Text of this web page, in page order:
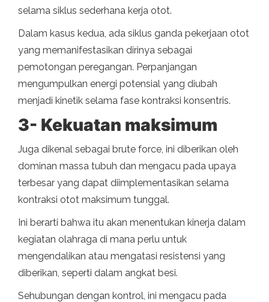
selama siklus sederhana kerja otot.
Dalam kasus kedua, ada siklus ganda pekerjaan otot
yang memanifestasikan dirinya sebagai
pemotongan peregangan. Perpanjangan
mengumpulkan energi potensial yang diubah
menjadi kinetik selama fase kontraksi konsentris.
3- Kekuatan maksimum
Juga dikenal sebagai brute force, ini diberikan oleh
dominan massa tubuh dan mengacu pada upaya
terbesar yang dapat diimplementasikan selama
kontraksi otot maksimum tunggal.
Ini berarti bahwa itu akan menentukan kinerja dalam
kegiatan olahraga di mana perlu untuk
mengendalikan atau mengatasi resistensi yang
diberikan, seperti dalam angkat besi.
Sehubungan dengan kontrol, ini mengacu pada